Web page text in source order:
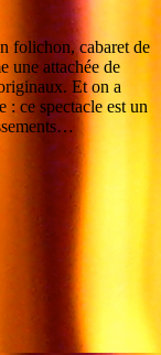
folichon, cabaret de
une attachée de
Et on a
ce spectacle est un